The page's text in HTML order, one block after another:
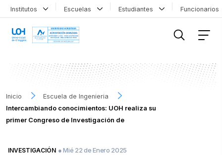
Institutos Escuelas Estudiantes
Inicio
Escuela de Ingenieria
Intercambiando conocimientos: UOH realiza su
primer Congreso de Investigación de
INVESTIGACIÓN ● Mié 22 de Enero 2025